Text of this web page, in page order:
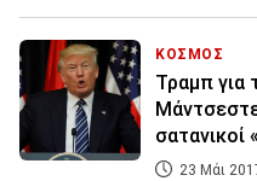
ΚΟΣΜΟΣ
Τραμπ για
σατανικοί
23 Μάι